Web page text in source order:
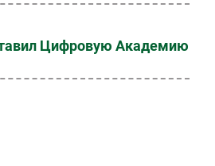
Цифровую Академию